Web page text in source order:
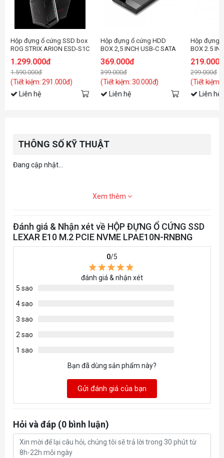
Hộp đựng ổ cứng SSD box
ROG STRIX ARION ESD-S1C
1.299.000đ
1.590.000đ
(Tiết kiệm: 291.000đ)
Liên hệ
Hộp đựng ổ cứng HDD
BOX 2,5 INCH USB-C SATA
CẤP (HỖ TRỢ 6TB)
369.000đ
399.000đ
(Tiết kiệm: 30.000đ)
Liên hệ
Hộp đựng
BOX 2.5
GEN2
219.000đ
299.000đ
(Tiết kiệm:
Liên hệ
THÔNG SỐ KỸ THUẬT
Đang cập nhật...
Xem thêm
Đánh giá & Nhận xét về HỘP ĐỰNG Ổ CỨNG SSD
LEXAR E10 M.2 PCIE NVME LPAE10N-RNBNG
0/5
đánh giá & nhận xét
5 sao
4 sao
3 sao
2 sao
1 sao
Bạn đã dùng sản phẩm này?
Gửi đánh giá của bạn
Hỏi và đáp (0 bình luận)